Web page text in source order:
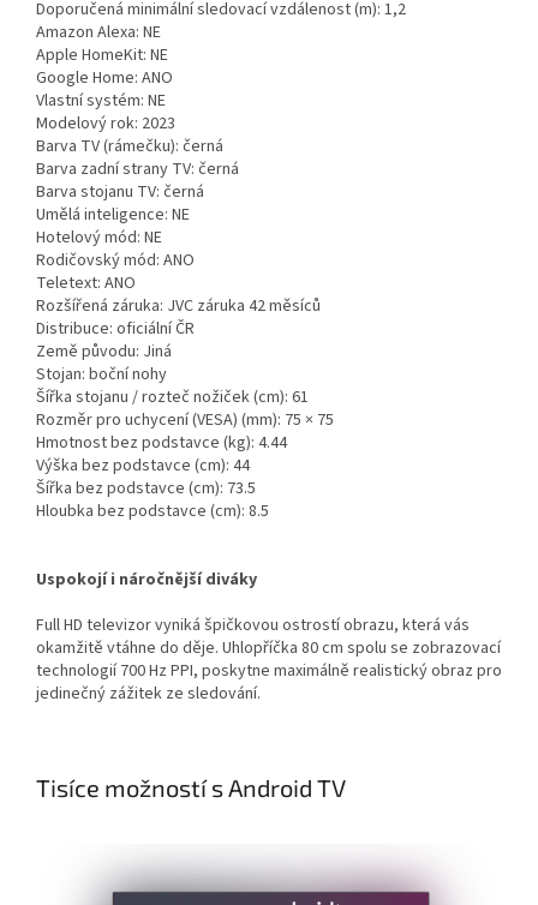
Doporučená minimální sledovací vzdálenost (m): 1,2
Amazon Alexa: NE
Apple HomeKit: NE
Google Home: ANO
Vlastní systém: NE
Modelový rok: 2023
Barva TV (rámečku): černá
Barva zadní strany TV: černá
Barva stojanu TV: černá
Umělá inteligence: NE
Hotelový mód: NE
Rodičovský mód: ANO
Teletext: ANO
Rozšířená záruka: JVC záruka 42 měsíců
Distribuce: oficiální ČR
Země původu: Jiná
Stojan: boční nohy
Šířka stojanu / rozteč nožiček (cm): 61
Rozměr pro uchycení (VESA) (mm): 75 × 75
Hmotnost bez podstavce (kg): 4.44
Výška bez podstavce (cm): 44
Šířka bez podstavce (cm): 73.5
Hloubka bez podstavce (cm): 8.5
Uspokojí i náročnější diváky
Full HD televizor vyniká špičkovou ostrostí obrazu, která vás
okamžitě vtáhne do děje. Uhlopříčka 80 cm spolu se zobrazovací
technologií 700 Hz PPI, poskytne maximálně realistický obraz pro
jedinečný zážitek ze sledování.
Tisíce možností s Android TV